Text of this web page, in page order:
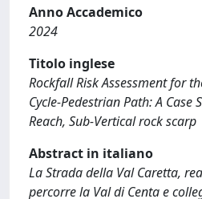
Anno Accademico
2024
Titolo inglese
Rockfall Risk Assessment for
Cycle-Pedestrian Path: A Case
Reach, Sub-Vertical rock scarp
Abstract in italiano
La Strada della Val Caretta,
percorre la Val di Centa e